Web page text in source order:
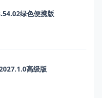
绿色便携版
高级版